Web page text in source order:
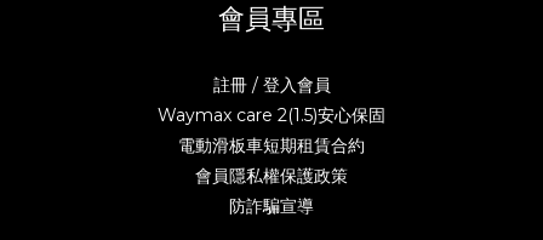
會員專區
註冊 / 登入會員
Waymax care 2(1.5)安心保固
電動滑板車短期租賃合約
會員隱私權保護政策
防詐騙宣導